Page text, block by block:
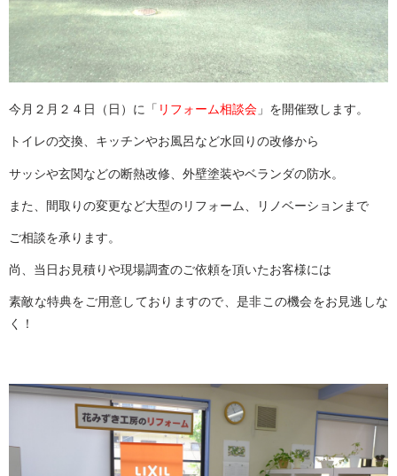
今月２月２４日（日）に「 リフォーム相談会 」を開催致します。
トイレの交換、キッチンやお風呂など水回りの改修から
サッシや玄関などの断熱改修、外壁塗装やベランダの防水。
また、間取りの変更など大型のリフォーム、リノベーションまで
ご相談を承ります。
尚、当日お見積りや現場調査のご依頼を頂いたお客様には
素敵な特典をご用意しておりますので、是非この機会をお見逃しな
く！